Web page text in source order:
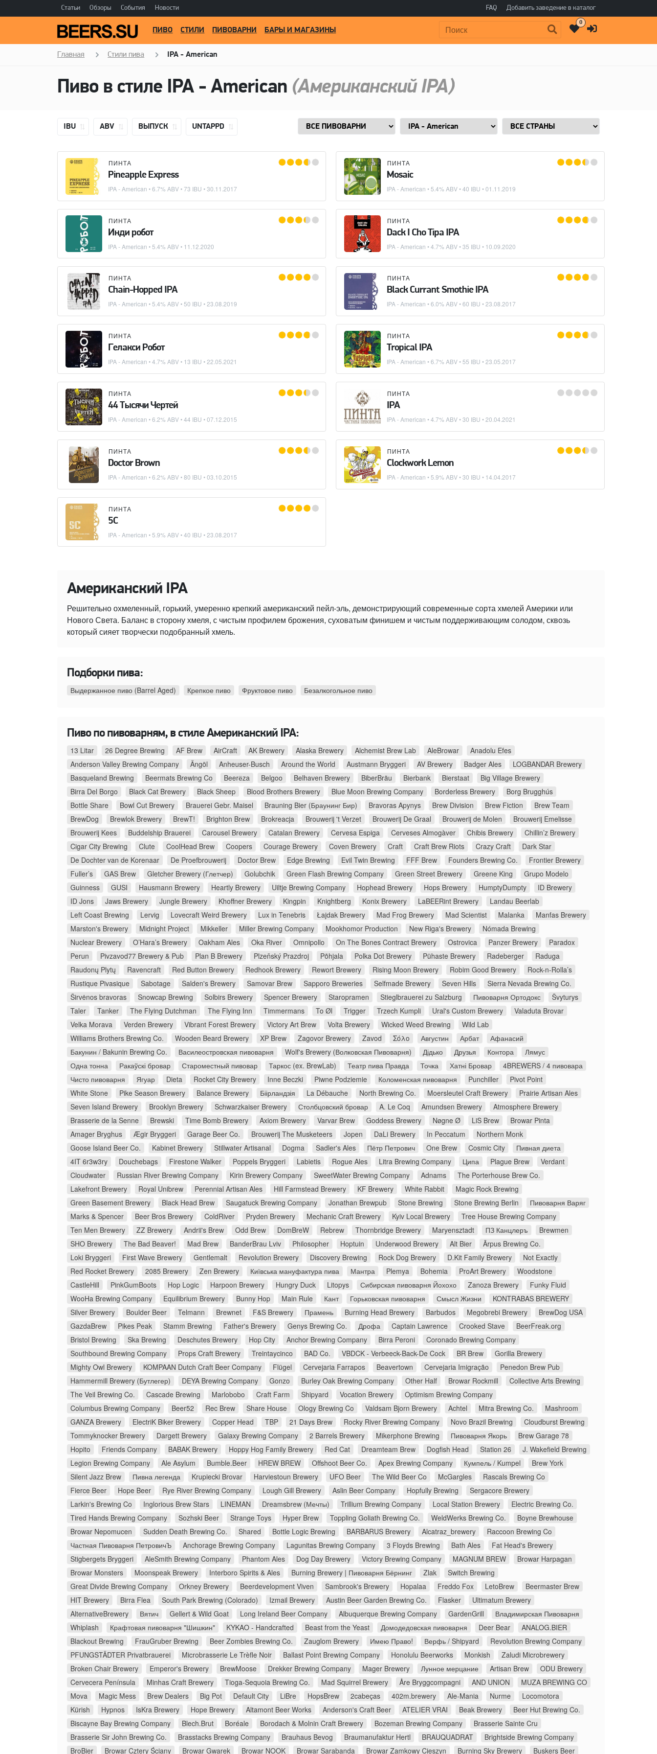
Статьи Обзоры События Новости FAQ Добавить заведение в каталог
Поиск:
ПИВО СТИЛИ ПИВОВАРНИ БАРЫ И МАГАЗИНЫ
0
Главная Стили пива IPA - American
Пиво в стиле IPA - American (Американский IPA)
IBU ABV ВЫПУСК UNTAPPD
ПИНТА
Pineapple Express
IPA - American • 6.7% ABV • 73 IBU •30.11.2017
ПИНТА
Mosaic
IPA - American • 5.4% ABV • 40 IBU •01.11.2019
ПИНТА
Инди робот
IPA - American • 5.4% ABV • 11.12.2020
ПИНТА
Dack I Cho Tipa IPA
IPA - American • 4.7% ABV • 35 IBU • 10.09.2020
ПИНТА
Chain-Hopped IPA
IPA - American • 5.4% ABV • 50 IBU •23.08.2019
ПИНТА
Black Currant Smothie IPA
IPA - American • 6.0% ABV • 60 IBU •23.08.2017
ПИНТА
Гелакси Робот
IPA - American • 4.7% ABV • 13 IBU •22.05.2021
ПИНТА
Tropical IPA
IPA - American • 6.7% ABV • 55 IBU •23.05.2017
ПИНТА
44 Тысячи Чертей
IPA - American • 6.2% ABV • 44 IBU •07.12.2015
ПИНТА
IPA
IPA - American • 4.7% ABV • 30 IBU •20.04.2021
ПИНТА
Doctor Brown
IPA - American • 6.2% ABV • 80 IBU •03.10.2015
ПИНТА
Clockwork Lemon
IPA - American • 5.9% ABV • 30 IBU • 14.04.2017
ПИНТА
5C
IPA - American • 5.9% ABV • 40 IBU •23.08.2017
Американский IPA
Решительно охмеленный, горький, умеренно крепкий американский пейл-эль, демонстрирующий современные сорта хмелей Америки или
Нового Света. Баланс в сторону хмеля, с чистым профилем брожения, суховатым финишем и чистым поддерживающим солодом, сквозь
который сияет творчески подобранный хмель.
Подборки пива:
Выдержанное пиво (Barrel Aged) Крепкое пиво Фруктовое пиво Безалкогольное пиво
Пиво по пивоварням, в стиле Американский IPA:
13 Litar 26 Degree Brewing AF Brew AirCraft AK Brewery Alaska Brewery Alchemist Brew Lab AleBrowar
Anadolu Efes
Anderson Valley Brewing Company
Ängöl Anheuser-Busch Around the World Austmann Bryggeri AV Brewery Badger Ales
LOGBANDAR Brewery
Basqueland Brewing
Beermats Brewing Co Beerёza Belgoo Belhaven Brewery BiberBräu Bierbank Bierstaat
Big Village Brewery
Birra Del Borgo
Black Cat Brewery Black Sheep Blood Brothers Brewery Blue Moon Brewing Company Borderless Brewery
Borg Brugghús
Bottle Share
Bowl Cut Brewery Brauerei Gebr. Maisel Brauning Bier (Браунинг Бир) Bravoras Apynys Brew Division Brew Fiction
Brew Team
BrewDog
Brewlok Brewery BrewT! Brighton Brew Brokreacja Brouwerij 't Verzet Brouwerij De Graal Brouwerij de Molen
Brouwerij Emelisse
Brouwerij Kees
Buddelship Brauerei Carousel Brewery Catalan Brewery Cervesa Espiga Cerveses Almogàver Chibis Brewery
Chillin’z Brewery
Cigar City Brewing
Clute CoolHead Brew Coopers Courage Brewery Coven Brewery Craft Craft Brew Riots Crazy Craft
Dark Star
De Dochter van de Korenaar
De Proefbrouwerij Doctor Brew Edge Brewing Evil Twin Brewing FFF Brew Founders Brewing Co.
Frontier Brewery
Fuller’s
GAS Brew Gletcher Brewery (Глетчер) Golubchik Green Flash Brewing Company Green Street Brewery Greene King
Grupo Modelo
Guinness
GUSI Hausmann Brewery Heartly Brewery Uiltje Brewing Company Hophead Brewery Hops Brewery HumptyDumpty
ID Brewery
ID Jons
Jaws Brewery Jungle Brewery Khoffner Brewery Kingpin Knightberg Konix Brewery LaBEERint Brewery
Landau Beerlab
Left Coast Brewing
Lervig Lovecraft Weird Brewery Lux in Tenebris Łajdak Brewery Mad Frog Brewery Mad Scientist Malanka
Manfas Brewery
Marston's Brewery
Midnight Project Mikkeller Miller Brewing Company Mookhomor Production New Riga's Brewery
Nómada Brewing
Nuclear Brewery
O’Hara’s Brewery Oakham Ales Oka River Omnipollo On The Bones Contract Brewery Ostrovica Panzer Brewery
Paradox
Perun
Pivzavod77 Brewery & Pub Plan B Brewery Plzeňský Prazdroj Põhjala Polka Dot Brewery Pühaste Brewery Radeberger
Raduga
Raudonų Plytų
Ravencraft Red Button Brewery Redhook Brewery Rewort Brewery Rising Moon Brewery Robim Good Brewery
Rock-n-Rolla’s
Rustique Pivasique
Sabotage Salden's Brewery Samovar Brew Sapporo Breweries Selfmade Brewery Seven Hills
Sierra Nevada Brewing Co.
Širvėnos bravoras
Snowcap Brewing Solbirs Brewery Spencer Brewery Staropramen Stieglbrauerei zu Salzburg Пивоварня Ортодокс
Švyturys
Taler
Tanker The Flying Dutchman The Flying Inn Timmermans To Øl Trigger Trzech Kumpli Ural's Custom Brewery
Valaduta Brovar
Velka Morava
Verden Brewery Vibrant Forest Brewery Victory Art Brew Volta Brewery Wicked Weed Brewing
Wild Lab
Williams Brothers Brewing Co.
Wooden Beard Brewery XP Brew Zagovor Brewery Zavod Σόλο Августин Арбат
Афанасий
Бакунин / Bakunin Brewing Co.
Василеостровская пивоварня Wolf's Brewery (Волковская Пивоварня) Дідько Друзья Контора
Лямус
Одна тонна
Ракаўскі бровар Староместный пивовар Таркос (ex. BrewLab) Театр пива Правда Точка Хатні Бровар
4BREWERS / 4 пивовара
Чисто пивоварня
Ягуар Dieta Rocket City Brewery Inne Beczki Piwne Podziemie Коломенская пивоварня Punchiller
Pivot Point
White Stone
Pike Season Brewery Balance Brewery Біірландзія La Débauche North Brewing Co. Moersleutel Craft Brewery
Prairie Artisan Ales
Seven Island Brewery
Brooklyn Brewery Schwarzkaiser Brewery Столбцовский бровар A. Le Coq Amundsen Brewery
Atmosphere Brewery
Brasserie de la Senne
Brewski Time Bomb Brewery Axiom Brewery Varvar Brew Goddess Brewery Nøgne Ø LiS Brew
Browar Pinta
Amager Bryghus
Ægir Bryggeri Garage Beer Co. Brouwerij The Musketeers Jopen DaLi Brewery In Peccatum
Northern Monk
Goose Island Beer Co.
Kabinet Brewery Stillwater Artisanal Dogma Sadler's Ales Пётр Петрович One Brew Cosmic City
Пивная диета
4IT 6r3w3ry
Douchebags Firestone Walker Poppels Bryggeri Labietis Rogue Ales Litra Brewing Company Ципа Plague Brew
Verdant
Cloudwater
Russian River Brewing Company Kirin Brewery Company SweetWater Brewing Company Adnams
The Porterhouse Brew Co.
Lakefront Brewery
Royal Unibrew Perennial Artisan Ales Hill Farmstead Brewery KF Brewery White Rabbit
Magic Rock Brewing
Green Basement Brewery
Black Head Brew Saugatuck Brewing Company Jonathan Brewpub Stone Brewing Stone Brewing Berlin
Пивоварня Варяг
Marks & Spencer
Beer Bros Brewery ColdRiver Pryden Brewery Mechanic Craft Brewery Kyiv Local Brewery
Tree House Brewing Company
Ten Men Brewery
ZZ Brewery Andrii's Brew Odd Brew DomBreW Rebrew Thornbridge Brewery Maryensztadt ПЗ Канцлеръ
Brewmen
SHO Brewery
The Bad Beaver! Mad Brew BanderBrau Lviv Philosopher Hoptuin Underwood Brewery Alt Bier
Ārpus Brewing Co.
Loki Bryggeri
First Wave Brewery Gentlemalt Revolution Brewery Discovery Brewing Rock Dog Brewery D.Kit Family Brewery
Not Exactly
Red Rocket Brewery
2085 Brewery Zen Brewery Київська мануфактура пива Мантра Plemya Bohemia ProArt Brewery
Woodstone
CastleHill
PinkGumBoots Hop Logic Harpoon Brewery Hungry Duck Litopys Сибирская пивоварня Йохохо Zanoza Brewery
Funky Fluid
WooHa Brewing Company
Equilibrium Brewery Bunny Hop Main Rule Кант Горьковская пивоварня Смысл Жизни
KONTRABAS BREWERY
Silver Brewery
Boulder Beer Telmann Brewnet F&S Brewery Прамень Burning Head Brewery Barbudos Megobrebi Brewery
BrewDog USA
GazdaBrew
Pikes Peak Stamm Brewing Father's Brewery Genys Brewing Co. Дрофа Captain Lawrence Crooked Stave
BeerFreak.org
Bristol Brewing
Ska Brewing Deschutes Brewery Hop City Anchor Brewing Company Birra Peroni
Coronado Brewing Company
Southbound Brewing Company
Props Craft Brewery Treintaycinco BAD Co. VBDCK - Verbeeck-Back-De Cock BR Brew
Gorilla Brewery
Mighty Owl Brewery
KOMPAAN Dutch Craft Beer Company Flügel Cervejaria Farrapos Beavertown Cervejaria Imigração
Penedon Brew Pub
Hammermill Brewery (Бутлегер)
DEYA Brewing Company Gonzo Burley Oak Brewing Company Other Half Browar Rockmill
Collective Arts Brewing
The Veil Brewing Co.
Cascade Brewing Marlobobo Craft Farm Shipyard Vocation Brewery
Optimism Brewing Company
Columbus Brewing Company
Beer52 Rec Brew Share House Ology Brewing Co Valdsam Bjorn Brewery Achtel Mitra Brewing Co.
Mashroom
GANZA Brewery
ElectriK Biker Brewery Copper Head TBP 21 Days Brew Rocky River Brewing Company Novo Brazil Brewing
Cloudburst Brewing
Tommyknocker Brewery
Dargett Brewery Galaxy Brewing Company 2 Barrels Brewery Mikerphone Brewing Пивоварня Якорь
Brew Garage 78
Hopito
Friends Company BABAK Brewery Hoppy Hog Family Brewery Red Cat Dreamteam Brew Dogfish Head Station 26
J. Wakefield Brewing
Legion Brewing Company
Ale Asylum Bumble.Beer HREW BREW Offshoot Beer Co. Apex Brewing Company Кумпель / Kumpel
Brew York
Silent Jazz Brew
Пивна легенда Krupiecki Brovar Harviestoun Brewery UFO Beer The Wild Beer Co McGargles
Rascals Brewing Co
Fierce Beer
Hope Beer Rye River Brewing Company Lough Gill Brewery Aslin Beer Company Hopfully Brewing
Sergacore Brewery
Larkin's Brewing Co
Inglorious Brew Stars LINEMAN Dreamsbrew (Мечты) Trillium Brewing Company Local Station Brewery
Electric Brewing Co.
Tired Hands Brewing Company
Sozhski Beer Strange Toys Hyper Brew Toppling Goliath Brewing Co. WeldWerks Brewing Co.
Boyne Brewhouse
Browar Nepomucen
Sudden Death Brewing Co. Shared Bottle Logic Brewing BARBARUS Brewery Alcatraz_brewery
Raccoon Brewing Co
Частная Пивоварня ПетровичЪ
Anchorage Brewing Company Lagunitas Brewing Company 3 Floyds Brewing Bath Ales
Fat Head's Brewery
Stigbergets Bryggeri
AleSmith Brewing Company Phantom Ales Dog Day Brewery Victory Brewing Company MAGNUM BREW
Browar Harpagan
Browar Monsters
Moonspeak Brewery Interboro Spirits & Ales Burning Brewery | Пивоварня Бёрнинг Zlak
Switch Brewing
Great Divide Brewing Company
Orkney Brewery Beerdevelopment Viven Sambrook's Brewery Hopalaa Freddo Fox LetoBrew
Beermaster Brew
HIT Brewery
Birra Flea South Park Brewing (Colorado) Izmail Brewery Austin Beer Garden Brewing Co. Flasker
Ultimatum Brewery
AlternativeBrewery
Вятич Gellert & Wild Goat Long Ireland Beer Company Albuquerque Brewing Company GardenGrill
Владимирская Пивоварня
Whiplash
Крафтовая пивоварня "Шишкин" KYKAO - Handcrafted Beast from the Yeast Домодедовская пивоварня Deer Bear
ANALOG.BIER
Blackout Brewing
FrauGruber Brewing Beer Zombies Brewing Co. Zauglom Brewery Имею Право! Верфь / Shipyard
Revolution Brewing Company
PFUNGSTÄDTER Privatbrauerei
Microbrasserie Le Trèfle Noir Ballast Point Brewing Company Honolulu Beerworks Monkish
Zaludi Microbrewery
Broken Chair Brewery
Emperor's Brewery BrewMoose Drekker Brewing Company Mager Brewery Лунное мерцание Artisan Brew
ODU Brewery
Cervecera Península
Minhas Craft Brewery Tioga-Sequoia Brewing Co. Mad Squirrel Brewery Åre Bryggcompagni AND UNION
MUZA BREWING CO
Mova
Magic Mess Brew Dealers Big Pot Default City LiBre HopsBrew 2cabeças 402m.brewery Ale-Mania Nurme
Locomotora
Kürish
Hypnos IsKra Brewery Hope Brewery Altamont Beer Works Anderson's Craft Beer ATELIER VRAI Beak Brewery
Beer Hut Brewing Co.
Biscayne Bay Brewing Company
Blech.Brut Boréale Borodach & Molnin Craft Brewery Bozeman Brewing Company
Brasserie Sainte Cru
Brasserie Sir John Brewing Co.
Brasstacks Brewing Company Brauhaus Bevog Braumanufaktur Hertl BRAUQUADRAT
Brightside Brewing Company
BroBier
Browar Cztery Ściany Browar Gwarek Browar NOOK Browar Sarabanda Browar Zamkowy Cieszyn Burning Sky Brewery Buskers Beer